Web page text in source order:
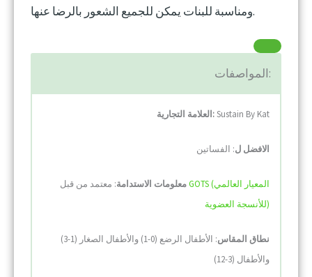
ومناسبة للبنات يمكن للجميع الشعور بالرضا عنها.
المواصفات:
العلامة التجارية:Sustain By Kat
الافضل ل: الفساتين
معلومات الاستدامةGOTS (المعيار العالمي
للأنسجة العضوية)
نطاق المقاس
: الأطفال الرضع (0-1) والأطفال الصغار (1-3)
والأطفال (3-12)